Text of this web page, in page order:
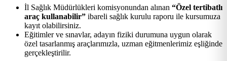
İl Sağlık Müdürlükleri komisyonundan alınan “Özel tertibatlı
araç kullanabilir” ibareli sağlık kurulu raporu ile kursumuza
kayıt olabilirsiniz.
Eğitimler ve sınavlar, adayın fiziki durumuna uygun olarak
özel tasarlanmış araçlarımızla, uzman eğitmenlerimiz eşliğinde
gerçekleştirilir.